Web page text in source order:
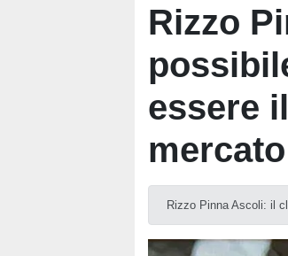
Rizzo
essere
Rizzo Pinna Ascoli: il